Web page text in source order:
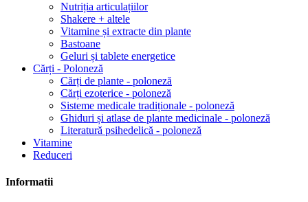
Nutriția articulațiilor
Shakere + altele
Vitamine și extracte din plante
Bastoane
Geluri și tablete energetice
Cărți - Poloneză
Cărți de plante - poloneză
Cărți ezoterice - poloneză
Sisteme medicale tradiționale - poloneză
Ghiduri și atlase de plante medicinale - poloneză
Literatură psihedelică - poloneză
Vitamine
Reduceri
Informatii